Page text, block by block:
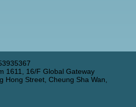
1611, 16/F Global Gateway
Hong Street, Cheung Sha Wan,